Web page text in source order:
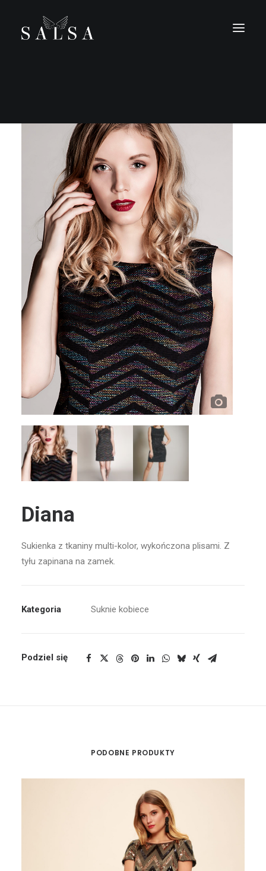
Diana
Sukienka z tkaniny multi-kolor, wykończona plisami. Z
tyłu zapinana na zamek.
Kategoria Suknie kobiece
Podziel się
PODOBNE PRODUKTY